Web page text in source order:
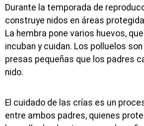
Durante la temporada de
construye nidos en áreas
La hembra pone varios huevos,
incuban y cuidan. Los polluelos
presas pequeñas que los padres
nido.
El cuidado de las crías es un
entre ambos padres, quienes